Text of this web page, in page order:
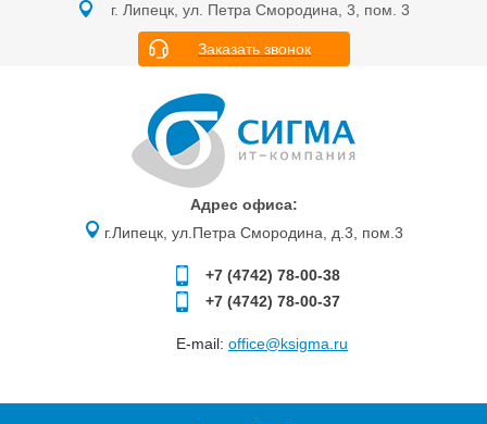
г. Липецк, ул. Петра Смородина, 3, пом. 3
Заказать звонок
Адрес офиса:
г.Липецк, ул.Петра Смородина, д.3, пом.3
+7 (4742) 78-00-38
+7 (4742) 78-00-37
E-mail: office@ksigma.ru